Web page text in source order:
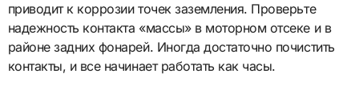
приводит к коррозии точек заземления. Проверьте
надежность контакта «массы» в моторном отсеке и в
районе задних фонарей. Иногда достаточно почистить
контакты, и все начинает работать как часы.